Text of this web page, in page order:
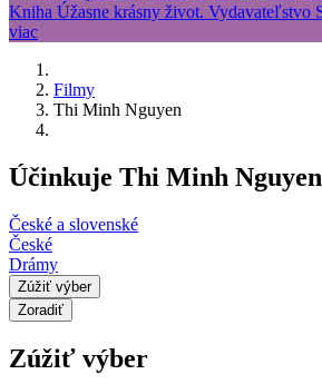
Filmy
Thi Minh Nguyen
Účinkuje Thi Minh Nguyen
České a slovenské
České
Drámy
Zúžiť výber
Zoradiť
Zúžiť výber